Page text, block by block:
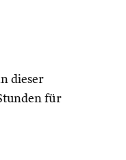
dieser
für